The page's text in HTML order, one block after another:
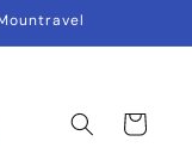
Carrito